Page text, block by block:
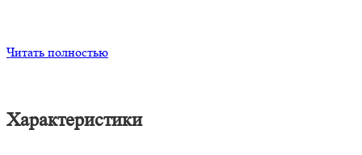
Читать полностью
Характеристики